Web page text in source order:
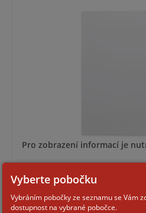
Pro zobrazení informací je
Vyberte pobočku
Vybráním pobočky ze seznamu se Vám
dostupnost na vybrané pobočce.